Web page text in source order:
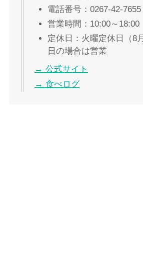
電話番号：0267-42-7655
営業時間：10:00～18:00
定休日：火曜定休日（8
日の場合は営業
→ 公式サイト
→ 食べログ